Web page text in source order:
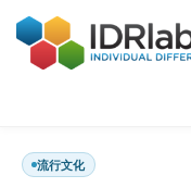
流行文化